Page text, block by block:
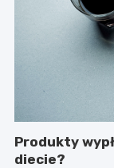
Produkty
diecie?